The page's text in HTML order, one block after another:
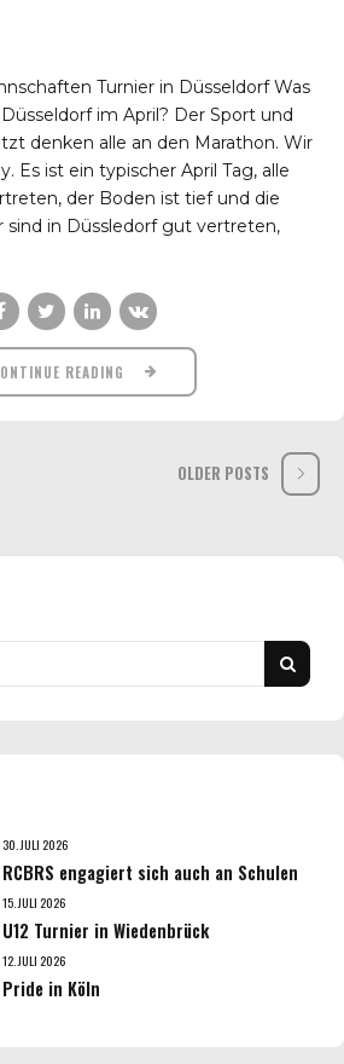
Turnier in Düsseldorf Was
im April? Der Sport und
denken alle an den Marathon. Wir
Es ist ein typischer April Tag, alle
der Boden ist tief und die
in Düssledorf gut vertreten,
READING
OLDER POSTS
30. JULI 2026
RCBRS engagiert sich auch an Schulen
15. JULI 2026
U12 Turnier in Wiedenbrück
12. JULI 2026
Pride in Köln